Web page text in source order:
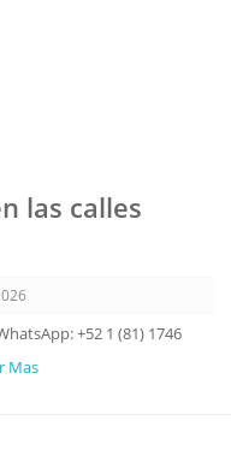
las calles
+52 1 (81) 1746
Mas